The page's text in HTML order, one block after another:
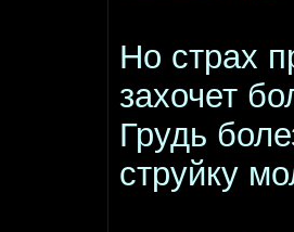
Но страх
захочет
Грудь
струйку